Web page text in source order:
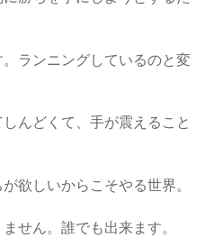
ランニングしているのと変
んどくて、手が震えること
欲しいからこそやる世界。
せん。誰でも出来ます。